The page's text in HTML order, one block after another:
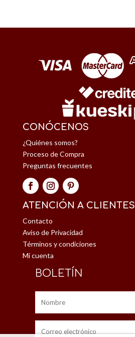
CONÓCENOS
¿Quiénes somos?
Proceso de Compra
Preguntas frecuentes
ATENCIÓN A CLIENTES
Contacto
Aviso de Privacidad
Términos y condiciones
Mi cuenta
BOLETÍN